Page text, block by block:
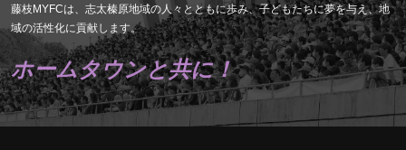
藤枝MYFCは、志太榛原地域の人々とともに歩み、子どもたちに夢を与え、地
域の活性化に貢献します。
ホームタウンと共に！